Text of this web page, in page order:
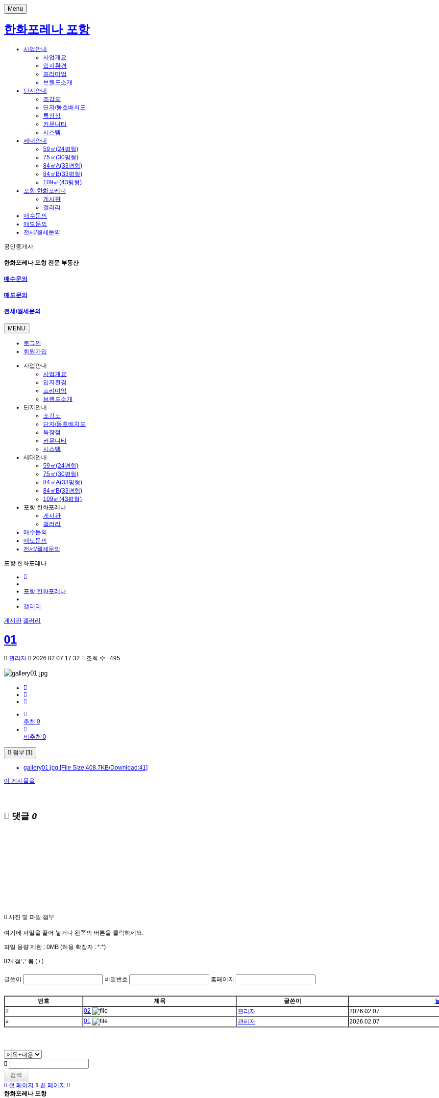
Menu
한화포레나 포항
사업안내
사업개요
입지환경
프리미엄
브랜드소개
단지안내
조감도
단지/동호배치도
특장점
커뮤니티
시스템
세대안내
59㎡(24평형)
75㎡(30평형)
84㎡A(33평형)
84㎡B(33평형)
109㎡(43평형)
포항 한화포레나
게시판
갤러리
매수문의
매도문의
전세/월세문의
공인중개사
한화포레나 포항 전문 부동산
매수문의
매도문의
전세/월세문의
MENU
로그인
회원가입
사업안내
사업개요
입지환경
프리미엄
브랜드소개
단지안내
조감도
단지/동호배치도
특장점
커뮤니티
시스템
세대안내
59㎡(24평형)
75㎡(30평형)
84㎡A(33평형)
84㎡B(33평형)
109㎡(43평형)
포항 한화포레나
게시판
갤러리
매수문의
매도문의
전세/월세문의
포항 한화포레나
포항 한화포레나
갤러리
게시판 갤러리
01
관리자 2026.02.07 17:32 조회 수 : 495
추천 0
비추천 0
첨부 [1]
gallery01.jpg [File Size:408.7KB/Download:41]
이 게시물을
댓글 0
사진 및 파일 첨부
여기에 파일을 끌어 놓거나 왼쪽의 버튼을 클릭하세요.
파일 용량 제한 : 0MB (허용 확장자 : *.*)
0개 첨부 됨 ( /)
글쓴이 비밀번호 홈페이지
번호 제목 글쓴이
2
02 관리자
2026.02.07
»
01 관리자 2026.02.07
검색
첫 페이지 1 끝 페이지
한화포레나 포항